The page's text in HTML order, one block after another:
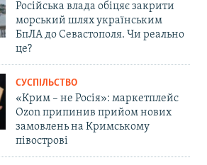
Російська влада обіцяє закрити
морський шлях українським
БпЛА до Севастополя. Чи реально
це?
СУСПІЛЬСТВО
«Крим – не Росія»: маркетплейс
Ozon припинив прийом нових
замовлень на Кримському
півострові